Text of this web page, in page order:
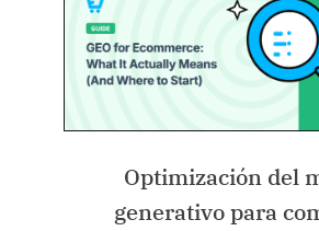
Optimización del
generativo para